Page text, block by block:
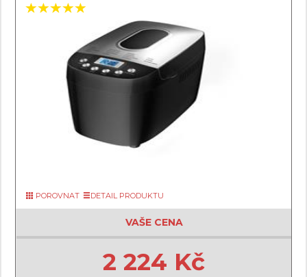
POROVNAT DETAIL PRODUKTU
VAŠE CENA
2 224 Kč